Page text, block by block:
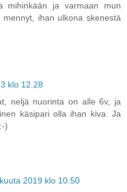
mihinkään ja varmaan mun
ihan ulkona skenestä
klo 12.28
neljä nuorinta on alle 6v, ja
käsipari olla ihan kiva. Ja
)
2019 klo 10.50